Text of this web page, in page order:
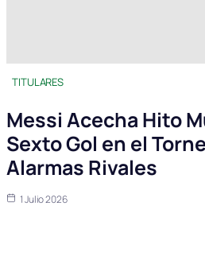
TITULARES
Messi Acecha Hito
Sexto Gol en el
Alarmas Rivales
1 Julio 2026